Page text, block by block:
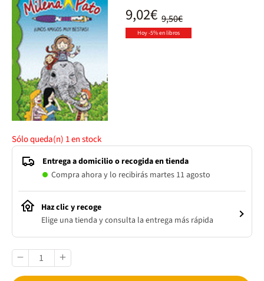
9,50€
9,02€
Hoy -5% en libros
Sólo queda(n) 1en stock
Entrega a domicilio o recogida en tienda
Compra ahora y lo recibirás martes 11 agosto
Haz clic y recoge
Elige una tienda y consulta la entrega más rápida